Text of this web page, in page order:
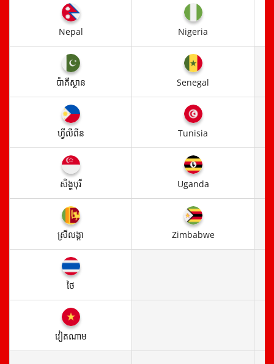
Nepal Nigeria
ប៉ាគីស្ថាន Senegal
ហ្វីលីពីន Tunisia
សិង្ហបុរី Uganda
ស្រី​លង្កា Zimbabwe
ថៃ
វៀតណាម​